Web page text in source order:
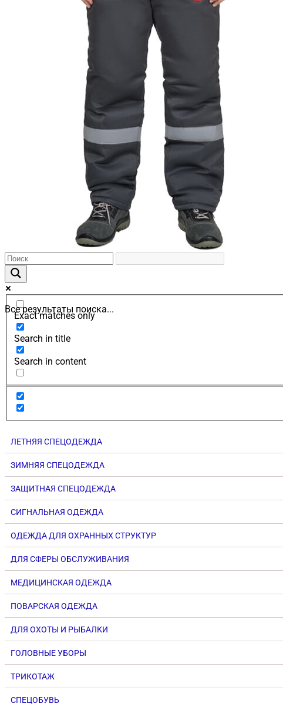
Все результаты поиска...
Exact matches only
Search in title
Search in content
ЛЕТНЯЯ СПЕЦОДЕЖДА
ЗИМНЯЯ СПЕЦОДЕЖДА
ЗАЩИТНАЯ СПЕЦОДЕЖДА
СИГНАЛЬНАЯ ОДЕЖДА
ОДЕЖДА ДЛЯ ОХРАННЫХ СТРУКТУР
ДЛЯ СФЕРЫ ОБСЛУЖИВАНИЯ
МЕДИЦИНСКАЯ ОДЕЖДА
ПОВАРСКАЯ ОДЕЖДА
ДЛЯ ОХОТЫ И РЫБАЛКИ
ГОЛОВНЫЕ УБОРЫ
ТРИКОТАЖ
СПЕЦОБУВЬ